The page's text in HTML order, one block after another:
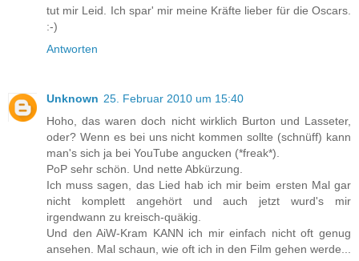
tut mir Leid. Ich spar' mir meine Kräfte lieber für die Oscars.
:-)
Antworten
Unknown 25. Februar 2010 um 15:40
Hoho, das waren doch nicht wirklich Burton und Lasseter,
oder? Wenn es bei uns nicht kommen sollte (schnüff) kann
man's sich ja bei YouTube angucken (*freak*).
PoP sehr schön. Und nette Abkürzung.
Ich muss sagen, das Lied hab ich mir beim ersten Mal gar
nicht komplett angehört und auch jetzt wurd's mir
irgendwann zu kreisch-quäkig.
Und den AiW-Kram KANN ich mir einfach nicht oft genug
ansehen. Mal schaun, wie oft ich in den Film gehen werde...